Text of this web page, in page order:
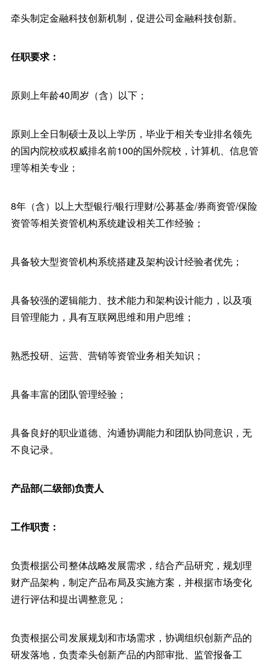
牵头制定金融科技创新机制，促进公司金融科技创新。
任职要求：
原则上年龄40周岁（含）以下；
原则上全日制硕士及以上学历，毕业于相关专业排名领先
的国内院校或权威排名前100的国外院校，计算机、信息管
理等相关专业；
8年（含）以上大型银行/银行理财/公募基金/券商资管/保险
资管等相关资管机构系统建设相关工作经验；
具备较大型资管机构系统搭建及架构设计经验者优先；
具备较强的逻辑能力、技术能力和架构设计能力，以及项
目管理能力，具有互联网思维和用户思维；
熟悉投研、运营、营销等资管业务相关知识；
具备丰富的团队管理经验；
具备良好的职业道德、沟通协调能力和团队协同意识，无
不良记录。
产品部(二级部)负责人
工作职责：
负责根据公司整体战略发展需求，结合产品研究，规划理
财产品架构，制定产品布局及实施方案，并根据市场变化
进行评估和提出调整意见；
负责根据公司发展规划和市场需求，协调组织创新产品的
研发落地，负责牵头创新产品的内部审批、监管报备工